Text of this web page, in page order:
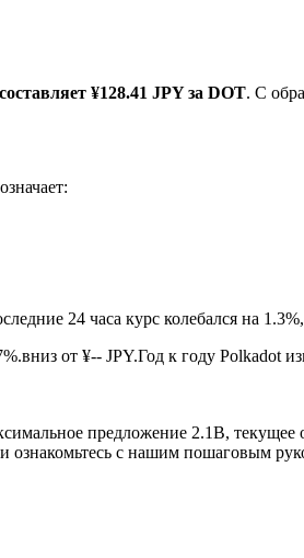
составляет ¥128.41 JPY за DOT. С
24 часа курс колебался на
от ¥-- JPY.Год к году Polkadot
предложение 2.1B,
ознакомьтесь с нашим пошаговым